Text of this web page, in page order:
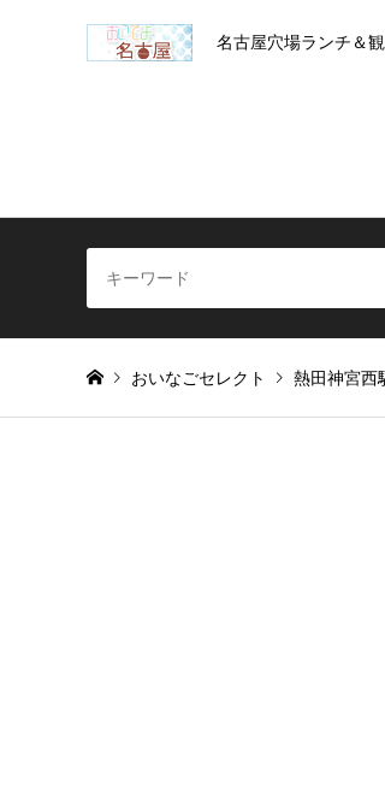
名古屋穴場ランチ＆
おいなごセレクト 熱田神宮西